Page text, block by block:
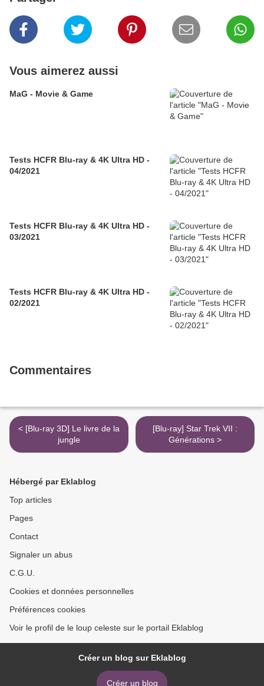
Vous aimerez aussi
MaG - Movie & Game
Tests HCFR Blu-ray & 4K Ultra HD -
04/2021
Tests HCFR Blu-ray & 4K Ultra HD -
03/2021
Tests HCFR Blu-ray & 4K Ultra HD -
02/2021
Commentaires
< [Blu-ray 3D] Le livre de la
jungle
[Blu-ray] Star Trek VII :
Générations >
Hébergé par Eklablog
Top articles
Pages
Contact
Signaler un abus
C.G.U.
Cookies et données personnelles
Préférences cookies
Voir le profil de le loup celeste sur le portail Eklablog
Créer un blog sur Eklablog
Créer un blog